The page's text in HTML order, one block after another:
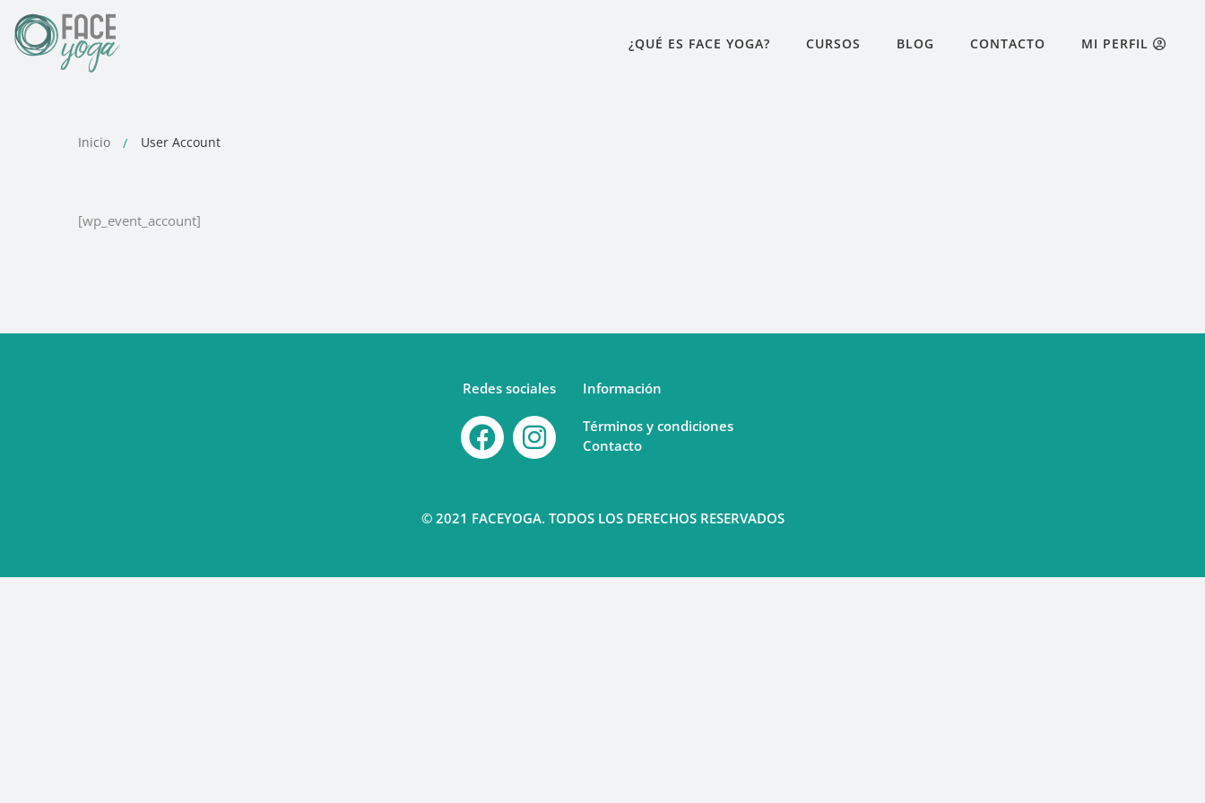
¿QUÉ ES FACE YOGA? CURSOS BLOG CONTACTO MI PERFIL
Inicio User Account
[wp_event_account]
Redes sociales Información
Términos y condiciones
Contacto
© 2021 FACEYOGA. TODOS LOS DERECHOS RESERVADOS